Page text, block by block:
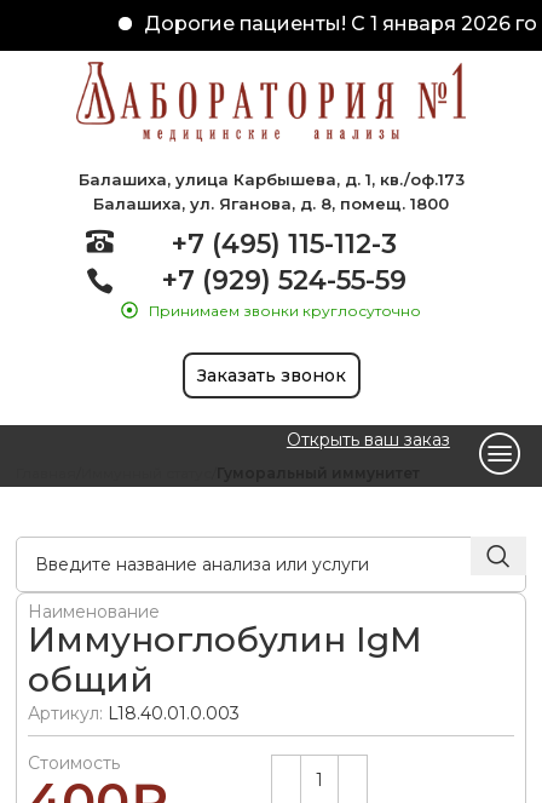
Дорогие пациенты! С 1 января 2026
Балашиха, улица Карбышева, д. 1, кв./оф.173
Балашиха, ул. Яганова, д. 8, помещ. 1800
+7 (495) 115-112-3
+7 (929) 524-55-59
Принимаем звонки круглосуточно
Заказать звонок
Открыть ваш заказ
Наименование
Иммуноглобулин IgM
общий
Артикул: L18.40.01.0.003
Стоимость Alternative: